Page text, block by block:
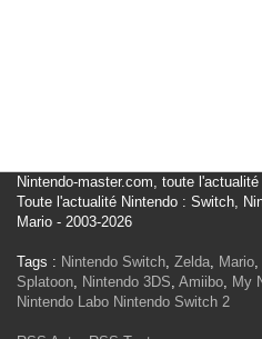
Nintendo-master.com, toute
Toute l'actualité Nintendo : Switch,
Mario - 2003-2026
Tags : Nintendo Switch, Zelda, Mario,
Splatoon, Nintendo 3DS, Amiibo, My
Nintendo Labo Nintendo Switch 2